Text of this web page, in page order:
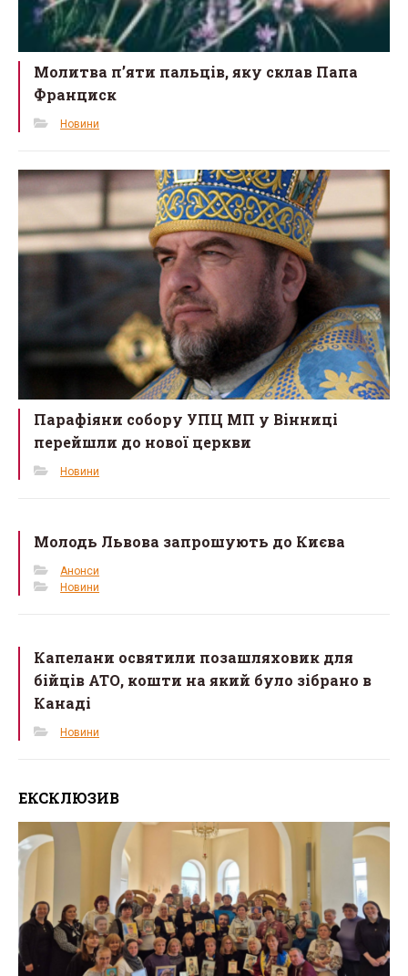
Молитва п’яти пальців, яку склав Папа
Франциск
Новини
Парафіяни собору УПЦ МП у Вінниці
перейшли до нової церкви
Новини
Молодь Львова запрошують до Києва
Анонси
Новини
Капелани освятили позашляховик для
бійців АТО, кошти на який було зібрано в
Канаді
Новини
ЕКСКЛЮЗИВ